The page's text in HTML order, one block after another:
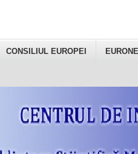
CONSILIUL EUROPEI